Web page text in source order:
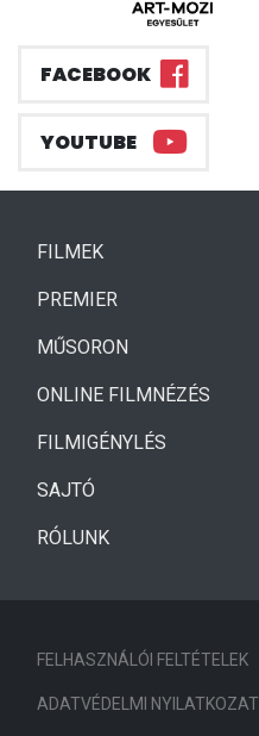
FACEBOOK
YOUTUBE
FILMEK(CURRENT)
PREMIER
MŰSORON
ONLINE FILMNÉZÉS
FILMIGÉNYLÉS
SAJTÓ
RÓLUNK
FELHASZNÁLÓI FELTÉTELEK
ADATVÉDELMI NYILATKOZAT